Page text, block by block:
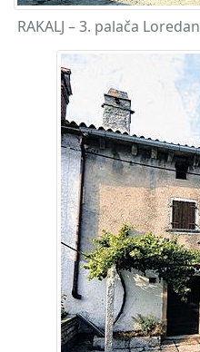
RAKALJ – 3. palača Loredan